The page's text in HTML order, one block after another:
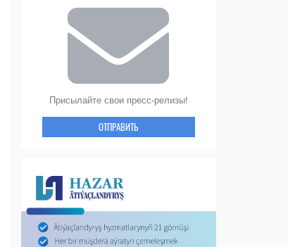
Присылайте свои пресс-релизы!
ОТПРАВИТЬ